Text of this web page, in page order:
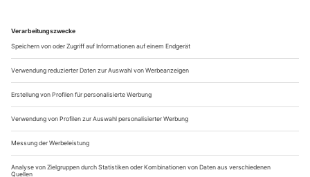
des erworbenen Bezugszeitraumes automatisch in Kraft.
Aus steuerlichen Gründen abweichende Preise für Käufe
außerhalb Deutschlands (Endpreis vor Auslösen der Bestellung
ersichtlich)
9,99 €